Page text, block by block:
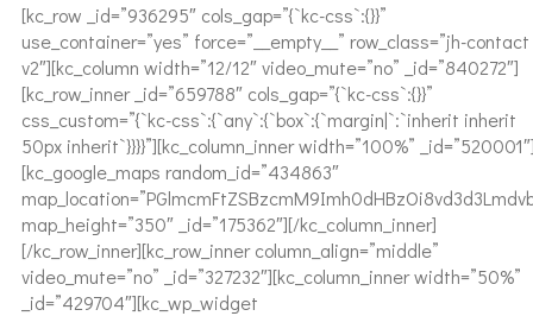
[kc_row _id=”936295″ cols_gap=”{`kc-css`:{}}”
use_container=”yes” force=”__empty__” row_class=”jh-contact
v2″][kc_column width=”12/12″ video_mute=”no” _id=”840272″]
[kc_row_inner _id=”659788″ cols_gap=”{`kc-css`:{}}”
css_custom=”{`kc-css`:{`any`:{`box`:{`margin|`:`inherit inherit
50px inherit`}}}}”][kc_column_inner width=”100%”
[kc_google_maps random_id=”434863″
map_height=”350″ _id=”175362″][/kc_column_inner]
[/kc_row_inner][kc_row_inner column_align=”middle”
video_mute=”no” _id=”327232″][kc_column_inner width=”50%”
_id=”429704″][kc_wp_widget